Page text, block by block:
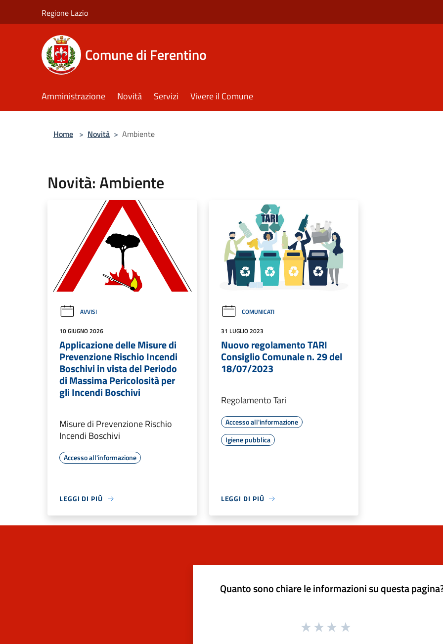
Regione Lazio
Comune di Ferentino
Amministrazione Novità Servizi Vivere il Comune
Home > Novità > Ambiente
Novità: Ambiente
AVVISI
10 GIUGNO 2026
Applicazione delle Misure di
Prevenzione Rischio Incendi
Boschivi in vista del Periodo
di Massima Pericolosità per
gli Incendi Boschivi
Misure di Prevenzione Rischio
Incendi Boschivi
Accesso all'informazione
LEGGI DI PIÙ
COMUNICATI
31 LUGLIO 2023
Nuovo regolamento TARI
Consiglio Comunale n. 29 del
18/07/2023
Regolamento Tari
Accesso all'informazione
Igiene pubblica
LEGGI DI PIÙ
Quanto sono chiare le informazioni su questa